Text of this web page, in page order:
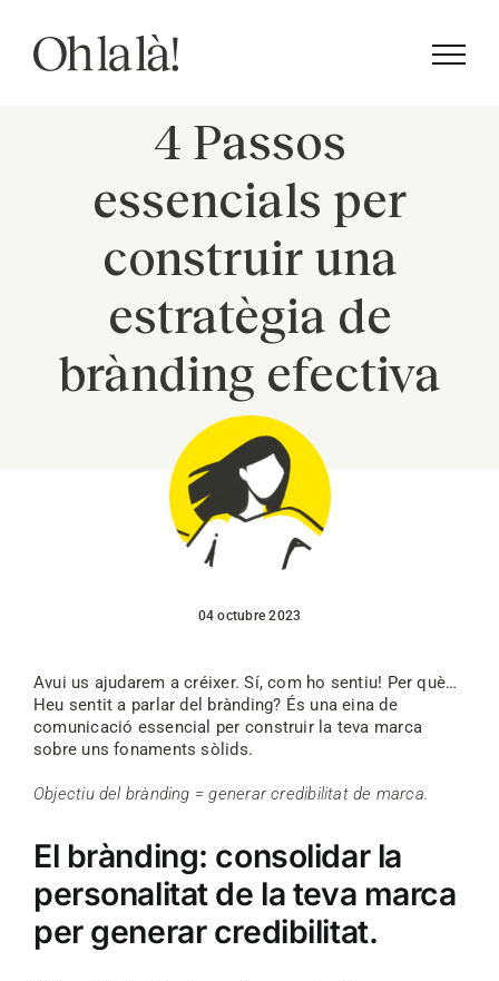
content
4 Passos
essencials per
construir una
estratègia de
brànding efectiva
04 octubre 2023
Avui us ajudarem a créixer. Sí, com ho sentiu! Per què…
Heu sentit a parlar del brànding? És una eina de
comunicació essencial per construir la teva marca
sobre uns fonaments sòlids.
Objectiu del brànding = generar credibilitat de marca.
El brànding: consolidar la
personalitat de la teva marca
per generar credibilitat.